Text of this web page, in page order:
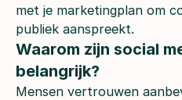
met je marketingplan om
publiek aanspreekt.
Waarom zijn social
belangrijk?
Mensen vertrouwen